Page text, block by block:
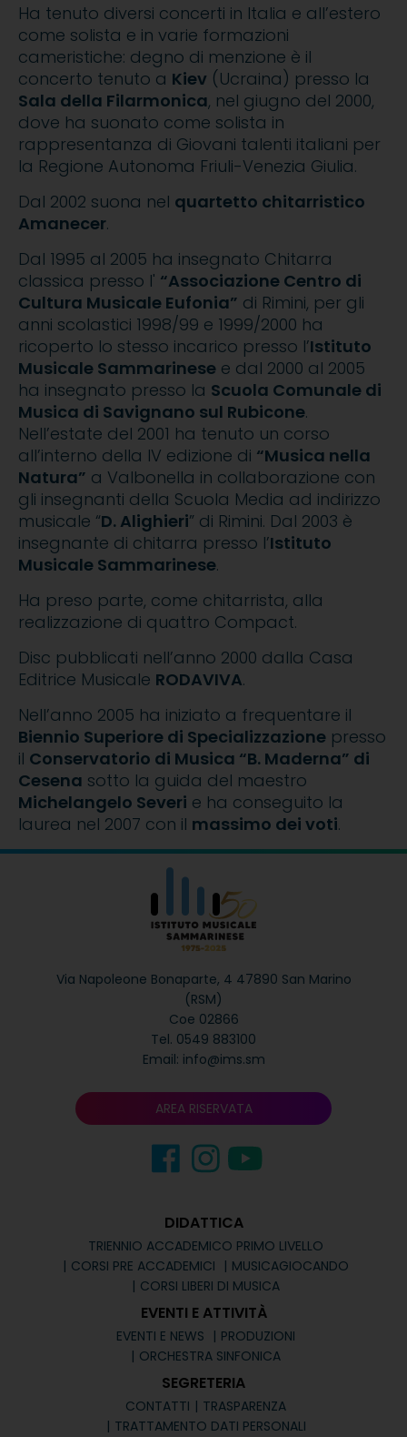
Ha tenuto diversi concerti in Italia e all’estero
come solista e in varie formazioni
cameristiche: degno di menzione è il
concerto tenuto a Kiev (Ucraina) presso la
Sala della Filarmonica, nel giugno del 2000,
dove ha suonato come solista in
rappresentanza di Giovani talenti italiani per
la Regione Autonoma Friuli-Venezia Giulia.
Dal 2002 suona nel quartetto chitarristico
Amanecer.
Dal 1995 al 2005 ha insegnato Chitarra
classica presso l' “Associazione Centro di
Cultura Musicale Eufonia” di Rimini, per gli
anni scolastici 1998/99 e 1999/2000 ha
ricoperto lo stesso incarico presso l’Istituto
Musicale Sammarinese e dal 2000 al 2005
ha insegnato presso la Scuola Comunale di
Musica di Savignano sul Rubicone.
Nell’estate del 2001 ha tenuto un corso
all’interno della IV edizione di “Musica nella
Natura” a Valbonella in collaborazione con
gli insegnanti della Scuola Media ad indirizzo
musicale “D. Alighieri” di Rimini. Dal 2003 è
insegnante di chitarra presso l’Istituto
Musicale Sammarinese.
Ha preso parte, come chitarrista, alla
realizzazione di quattro Compact.
Disc pubblicati nell’anno 2000 dalla Casa
Editrice Musicale RODAVIVA.
Nell’anno 2005 ha iniziato a frequentare il
Biennio Superiore di Specializzazione presso
il Conservatorio di Musica “B. Maderna” di
Cesena sotto la guida del maestro
Michelangelo Severi e ha conseguito la
laurea nel 2007 con il massimo dei voti.
Via Napoleone Bonaparte, 4 47890 San Marino
(RSM)
Coe 02866
Tel. 0549 883100
Email: info@ims.sm
AREA RISERVATA
DIDATTICA
TRIENNIO ACCADEMICO PRIMO LIVELLO
CORSI PRE ACCADEMICI
MUSICAGIOCANDO
CORSI LIBERI DI MUSICA
EVENTI E ATTIVITÀ
EVENTI E NEWS
PRODUZIONI
ORCHESTRA SINFONICA
SEGRETERIA
CONTATTI
TRASPARENZA
TRATTAMENTO DATI PERSONALI